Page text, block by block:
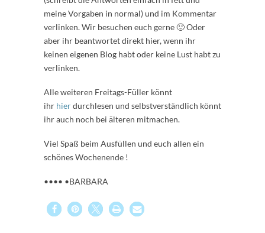
meine Vorgaben in normal) und im Kommentar
verlinken. Wir besuchen euch gerne 🙂 Oder
aber ihr beantwortet direkt hier, wenn ihr
keinen eigenen Blog habt oder keine Lust habt zu
verlinken.
Alle weiteren Freitags-Füller könnt
ihr hierdurchlesen und selbstverständlich könnt
ihr auch noch bei älteren mitmachen.
Viel Spaß beim Ausfüllen und euch allen ein
schönes Wochenende !
•••• •BARBARA